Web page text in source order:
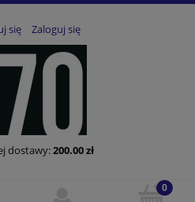
się Zaloguj się
dostawy:200.00zł